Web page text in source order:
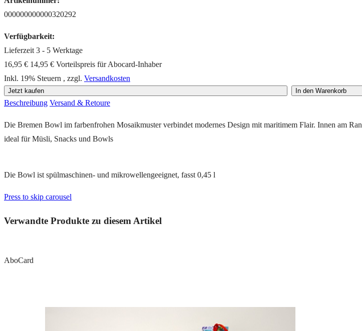
000000000000320292
Verfügbarkeit:
Lieferzeit 3 - 5 Werktage
16,95 € 14,95 € Vorteilspreis für Abocard-Inhaber
Inkl. 19% Steuern , zzgl. Versandkosten
Jetzt kaufen In den Warenkorb
Beschreibung Versand & Retoure
Die Bremen Bowl im farbenfrohen Mosaikmuster verbindet modernes Design mit maritimem Flair. Innen am
ideal für Müsli, Snacks und Bowls
Die Bowl ist spülmaschinen- und mikrowellengeeignet, fasst 0,45 l
Press to skip carousel
Verwandte Produkte zu diesem Artikel
AboCard